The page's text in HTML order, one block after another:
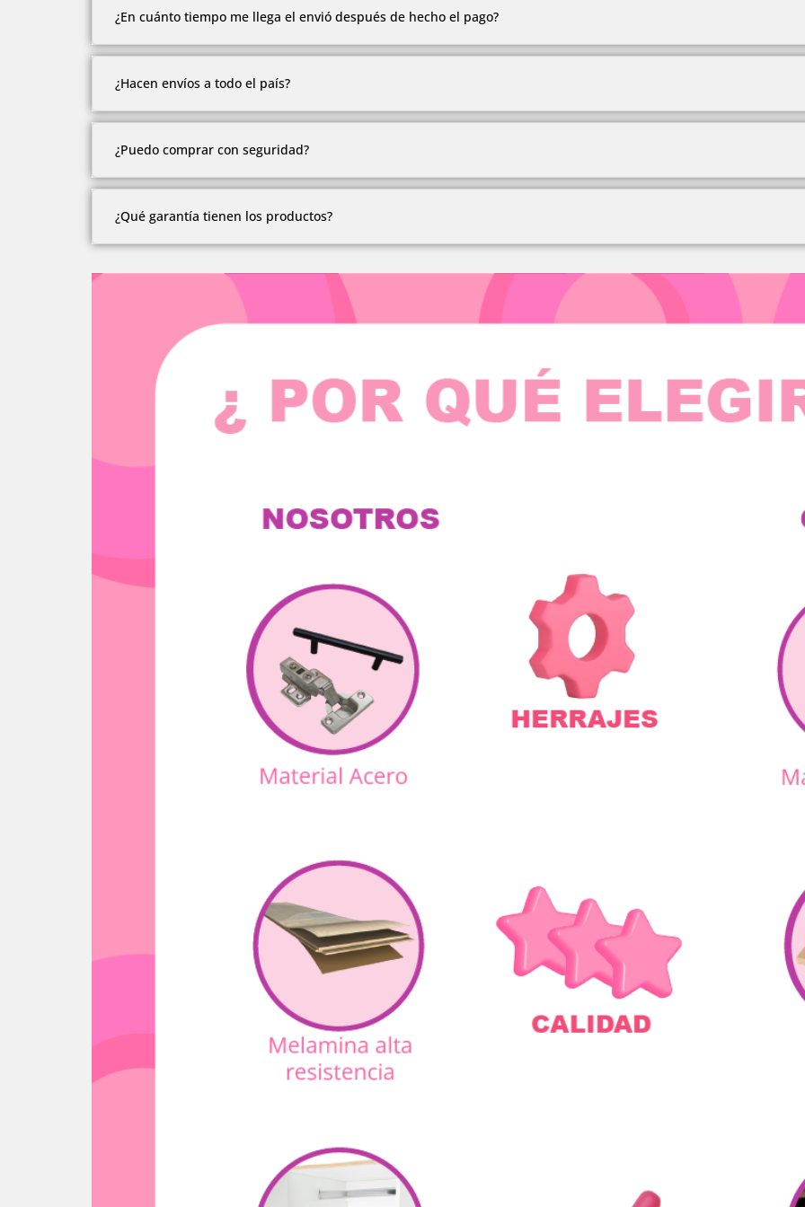
¿En cuánto tiempo me llega el envió después de hecho el pago?
¿Hacen envíos a todo el país?
¿Puedo comprar con seguridad?
¿Qué garantía tienen los productos?
Todos nuestros productos cuentan con 1 año de garantía.